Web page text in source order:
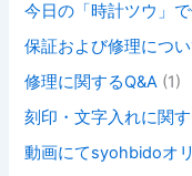
今日の「時計ツウ」で
保証および修理につ
修理に関するQ&A (1)
刻印・文字入れに関
動画にてsyohbidoオ